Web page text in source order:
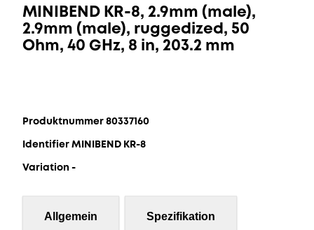
MINIBEND KR-8, 2.9mm (male),
2.9mm (male), ruggedized, 50
Ohm, 40 GHz, 8 in, 203.2 mm
Produktnummer 80337160
Identifier MINIBEND KR-8
Variation -
Allgemein Spezifikation